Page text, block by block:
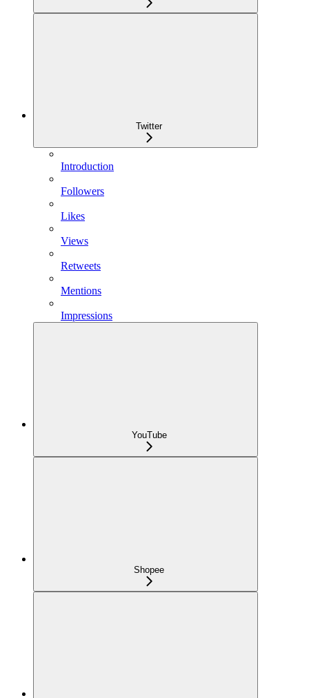
Twitter
Introduction
Followers
Likes
Views
Retweets
Mentions
Impressions
YouTube
Shopee